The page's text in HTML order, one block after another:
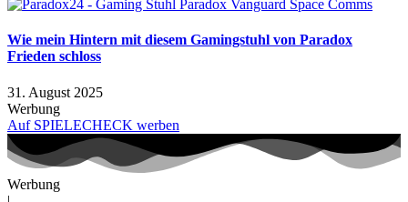
Wie mein Hintern mit diesem Gamingstuhl von Paradox
Frieden schloss
31. August 2025
Werbung
Auf SPIELECHECK werben
Werbung